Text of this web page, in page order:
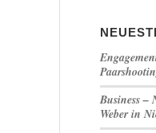
Business –
Weber in